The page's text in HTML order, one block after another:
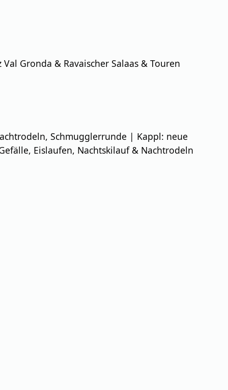
Gronda & Ravaischer Salaas & Touren
Schmugglerrunde | Kappl: neue
Eislaufen, Nachtskilauf & Nachtrodeln